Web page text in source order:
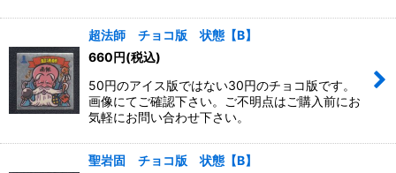
超法師 チョコ版 状態【B】
660円(税込)
50円のアイス版ではない30円のチョコ版です。
画像にてご確認下さい。ご不明点はご購入前にお
気軽にお問い合わせ下さい。
聖岩固 チョコ版 状態【B】